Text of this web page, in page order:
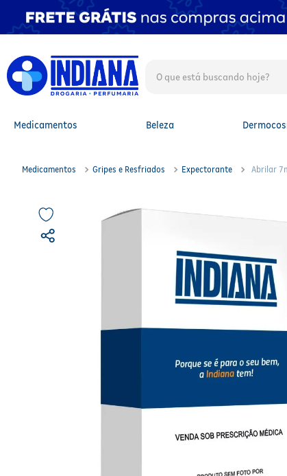
Medicamentos Beleza
Medicamentos Gripes e Resfriados Expectorante Abrilar
TERMOS MAIS BUSCADOS
1º
fralda
lenço umedecido
º
protetor solar